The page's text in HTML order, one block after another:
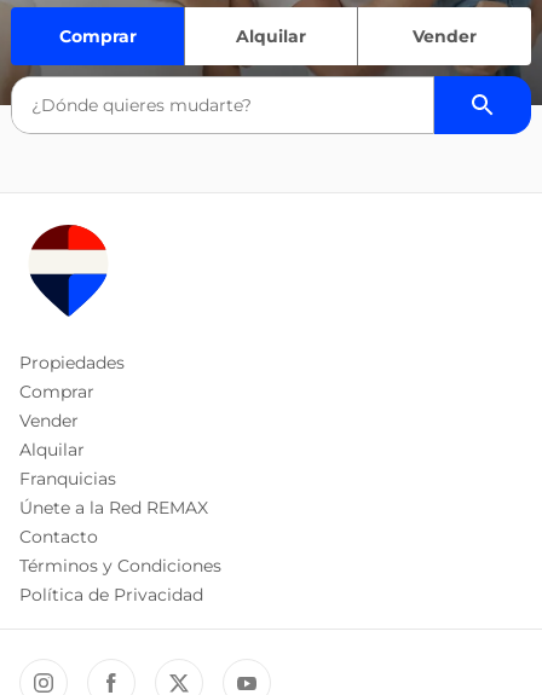
Comprar Alquilar Vender
Propiedades
Comprar
Vender
Alquilar
Franquicias
Únete a la Red REMAX
Contacto
Términos y Condiciones
Política de Privacidad